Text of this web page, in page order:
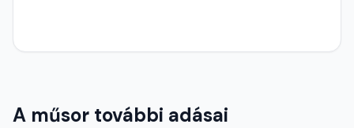
A műsor további adásai